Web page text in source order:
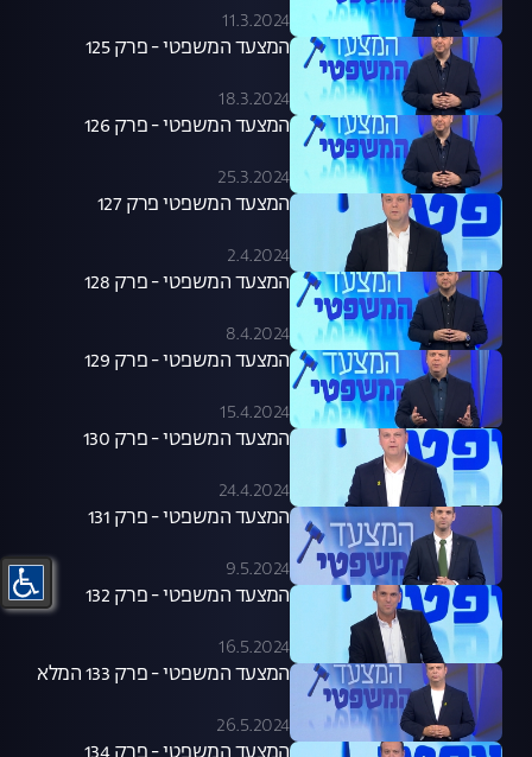
11.3.2024
המצעד המשפטי - פרק 125
18.3.2024
המצעד המשפטי - פרק 126
25.3.2024
המצעד המשפטי פרק 127
2.4.2024
המצעד המשפטי - פרק 128
8.4.2024
המצעד המשפטי - פרק 129
15.4.2024
המצעד המשפטי - פרק 130
24.4.2024
המצעד המשפטי - פרק 131
9.5.2024
המצעד המשפטי - פרק 132
16.5.2024
המצעד המשפטי - פרק 133 המלא
26.5.2024